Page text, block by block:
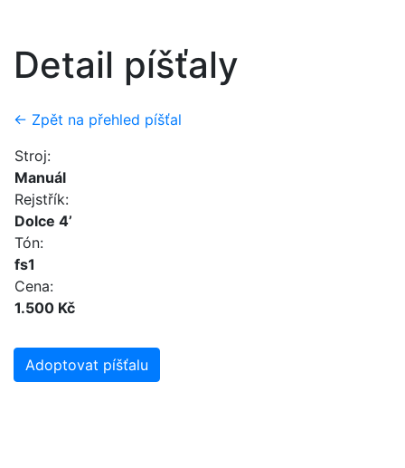
Detail píšťaly
← Zpět na přehled píšťal
Stroj:
Manuál
Rejstřík:
Dolce 4’
Tón:
fs1
Cena:
1.500 Kč
Adoptovat píšťalu